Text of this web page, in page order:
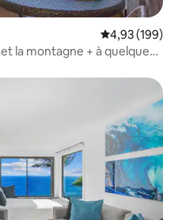
Évaluation
4,93 (199)
la montagne + à quelques